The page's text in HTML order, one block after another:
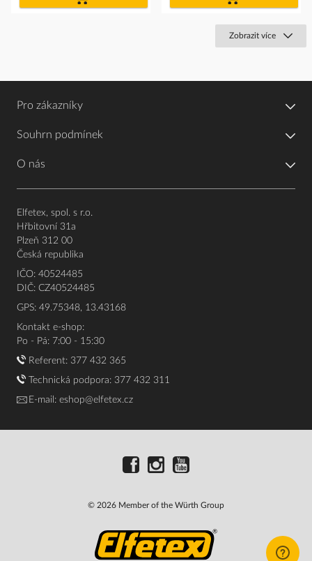
Zobrazit více
Pro zákazníky
Souhrn podmínek
O nás
Elfetex, spol. s r.o.
Hřbitovní 31a
Plzeň 312 00
Česká republika
IČO: 40524485
DIČ: CZ40524485
GPS: 49.75348, 13.43168
Kontakt e-shop:
Po - Pá: 7:00 - 15:30
Referent: 377 432 365
Technická podpora: 377 432 311
E-mail: eshop@elfetex.cz
© 2026 Member of the Würth Group